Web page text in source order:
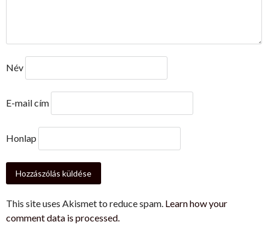
Név
E-mail cím
Honlap
This site uses Akismet to reduce spam. Learn how your
comment data is processed.